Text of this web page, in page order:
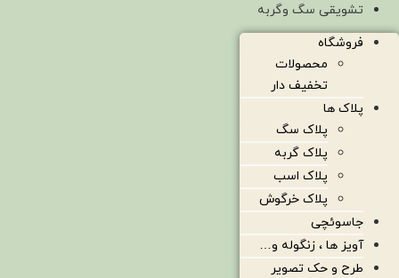
تشویقی سگ وگربه
فروشگاه
محصولات
تخفیف دار
پلاک ها
پلاک سگ
پلاک گربه
پلاک اسب
پلاک خرگوش
جاسوئچی
آویز ها ، زنگوله و…
طرح و حک تصویر